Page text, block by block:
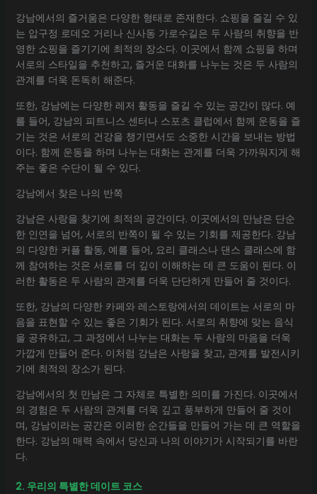
강남에서의 즐거움은 다양한 형태로 존재한다. 쇼핑을 즐길 수 있
는 압구정 로데오 거리나 신사동 가로수길은 두 사람의 취향을 반
영한 쇼핑을 즐기기에 최적의 장소다. 이곳에서 함께 쇼핑을 하며
서로의 스타일을 추천하고, 즐거운 대화를 나누는 것은 두 사람의
관계를 더욱 돈독히 해준다.
또한, 강남에는 다양한 레저 활동을 즐길 수 있는 공간이 많다. 예
를 들어, 강남의 피트니스 센터나 스포츠 클럽에서 함께 운동을 즐
기는 것은 서로의 건강을 챙기면서도 소중한 시간을 보내는 방법
이다. 함께 운동을 하며 나누는 대화는 관계를 더욱 가까워지게 해
주는 좋은 수단이 될 수 있다.
강남에서 찾은 나의 반쪽
강남은 사랑을 찾기에 최적의 공간이다. 이곳에서의 만남은 단순
한 인연을 넘어, 서로의 반쪽이 될 수 있는 기회를 제공한다. 강남
의 다양한 커플 활동, 예를 들어, 요리 클래스나 댄스 클래스에 함
께 참여하는 것은 서로를 더 깊이 이해하는 데 큰 도움이 된다. 이
러한 활동은 두 사람의 관계를 더욱 단단하게 만들어 줄 것이다.
또한, 강남의 다양한 카페와 레스토랑에서의 데이트는 서로의 마
음을 표현할 수 있는 좋은 기회가 된다. 서로의 취향에 맞는 음식
을 공유하고, 그 과정에서 나누는 대화는 두 사람의 마음을 더욱
가깝게 만들어 준다. 이처럼 강남은 사랑을 찾고, 관계를 발전시키
기에 최적의 장소가 된다.
강남에서의 첫 만남은 그 자체로 특별한 의미를 가진다. 이곳에서
의 경험은 두 사람의 관계를 더욱 깊고 풍부하게 만들어 줄 것이
며, 강남이라는 공간은 이러한 순간들을 만들어 가는 데 큰 역할을
한다. 강남의 매력 속에서 당신과 나의 이야기가 시작되기를 바란
다.
2. 우리의 특별한 데이트 코스